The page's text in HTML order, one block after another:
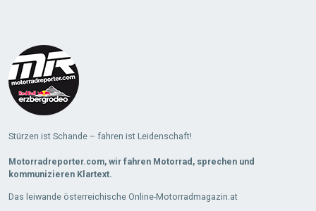
Stürzen ist Schande – fahren ist Leidenschaft!
Motorradreporter.com, wir fahren Motorrad, sprechen und
kommunizieren Klartext.
Das leiwande österreichische Online-Motorradmagazin.at